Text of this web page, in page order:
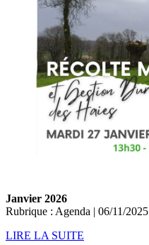
Janvier 2026
Rubrique : Agenda | 06/11/2025
LIRE LA SUITE